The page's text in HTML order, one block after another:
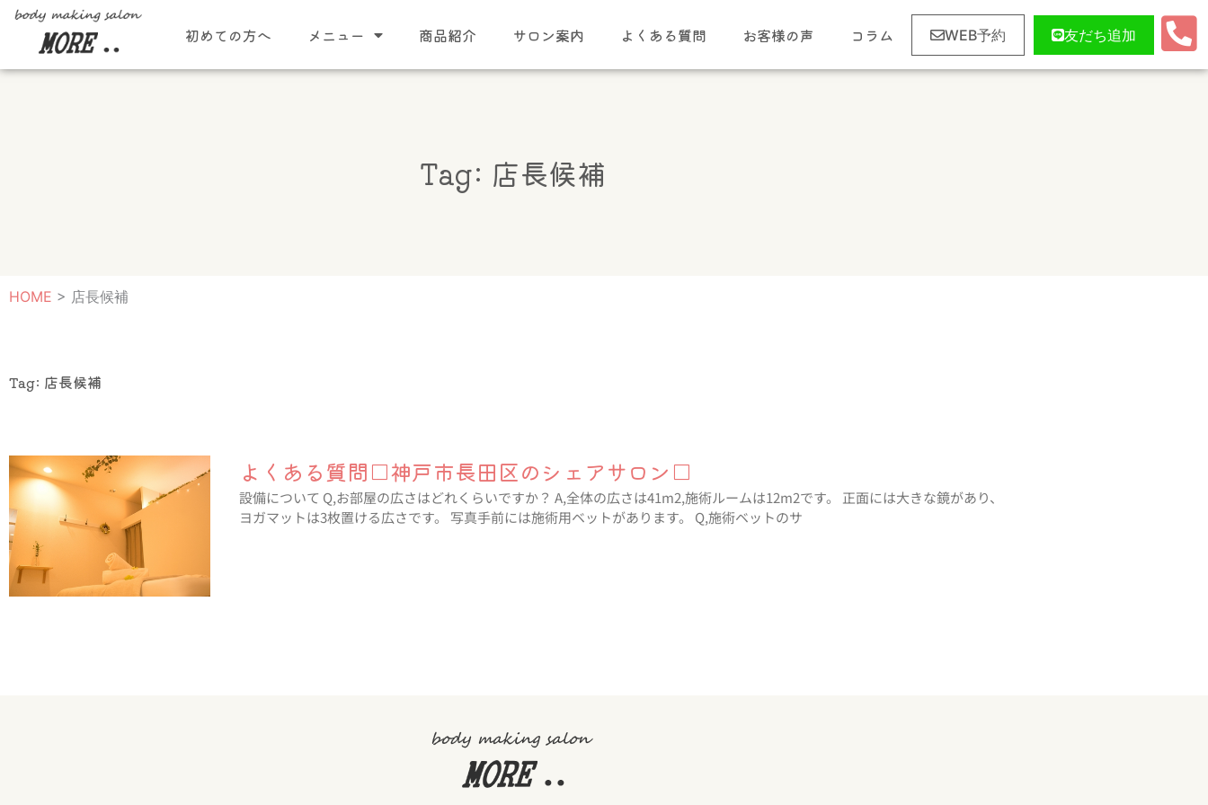
初めての方へ メニュー 商品紹介 サロン案内 よくある質問 お客様の声 コラム WEB予約 友だち追加
Tag: 店長候補
HOME > 店長候補
Tag: 店長候補
よくある質問□神戸市長田区のシェアサロン□
設備について Q,お部屋の広さはどれくらいですか？ A,全体の広さは41m2,施術ルームは12m2です。 正面には大きな鏡があり、
ヨガマットは3枚置ける広さです。 写真手前には施術用ベットがあります。 Q,施術ベットのサ